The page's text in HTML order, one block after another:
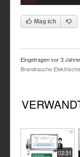
Mag ich
Eingetragen vor3
Brandrauche
02:31